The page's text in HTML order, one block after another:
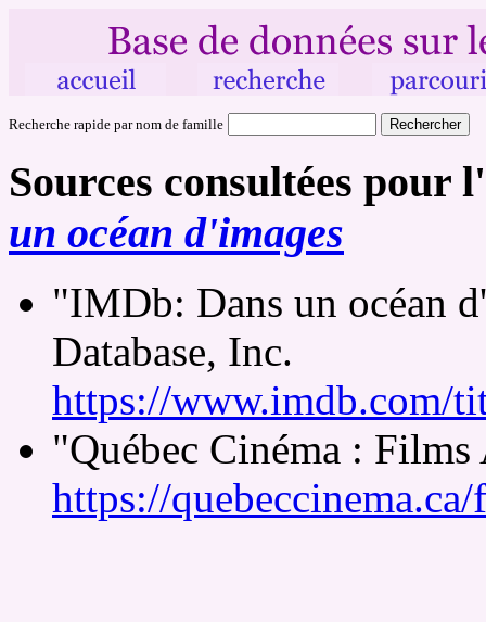
Recherche rapide par nom de famille
Sources consultées
un océan d'images
"IMDb: Dans un océan
Database, Inc.
https://www.imdb.com/
"Québec Cinéma :
https://